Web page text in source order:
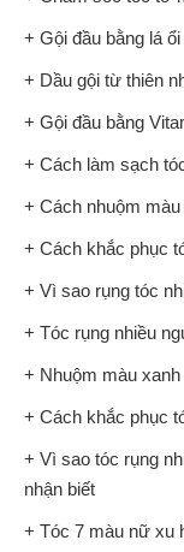
+ Gội đầu bằng lá
+ Dầu gội từ thiên
+ Gội đầu bằng
+ Cách làm sạch
+ Cách nhuộm
+ Cách khắc phục
+ Vì sao rụng tóc
+ Tóc rụng nhiều
+ Nhuộm màu
+ Cách khắc phục
+ Vì sao tóc rụng
nhận biết
+ Tóc 7 màu nữ xu